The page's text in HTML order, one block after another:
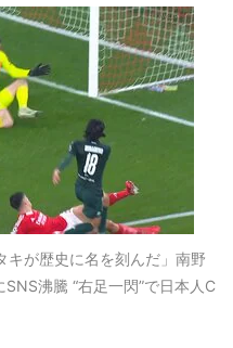
キが歴史に名を刻んだ」南野
沸騰 “右足一閃”で日本人C